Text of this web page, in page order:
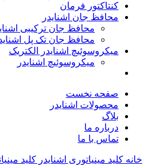
کنتاکتور فرمان
محافظ جان اشنایدر
محافظ جان ترکیبی
محافظ جان تک پل
میکروسوئیچ اشنایدر الکتریک
میکروسوئیچ اشنایدر
صفحه نخست
محصولات اشنایدر
بلاگ
درباره ما
تماس با ما
خانه کلید مينياتوری اشنایدر کلید